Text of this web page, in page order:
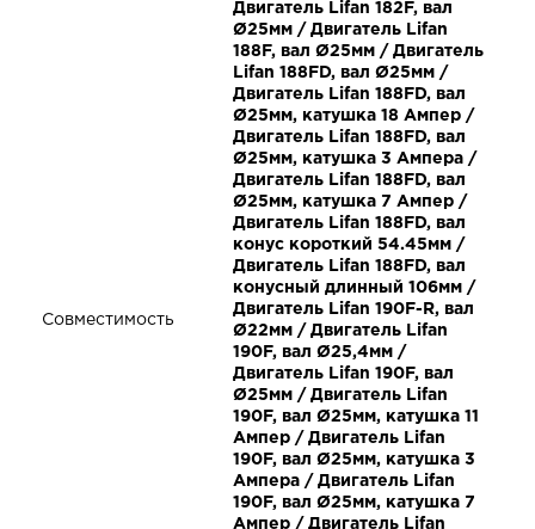
Совместимость
Двигатель Lifan 182F, вал
Ø25мм / Двигатель Lifan
188F, вал Ø25мм / Двигатель
Lifan 188FD, вал Ø25мм /
Двигатель Lifan 188FD, вал
Ø25мм, катушка 18 Ампер /
Двигатель Lifan 188FD, вал
Ø25мм, катушка 3 Ампера /
Двигатель Lifan 188FD, вал
Ø25мм, катушка 7 Ампер /
Двигатель Lifan 188FD, вал
конус короткий 54.45мм /
Двигатель Lifan 188FD, вал
конусный длинный 106мм /
Двигатель Lifan 190F-R, вал
Ø22мм / Двигатель Lifan
190F, вал Ø25,4мм /
Двигатель Lifan 190F, вал
Ø25мм / Двигатель Lifan
190F, вал Ø25мм, катушка 11
Ампер / Двигатель Lifan
190F, вал Ø25мм, катушка 3
Ампера / Двигатель Lifan
190F, вал Ø25мм, катушка 7
Ампер / Двигатель Lifan